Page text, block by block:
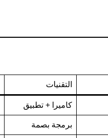
التقنيات
كاميرا + تطبيق
برمجة بصمة